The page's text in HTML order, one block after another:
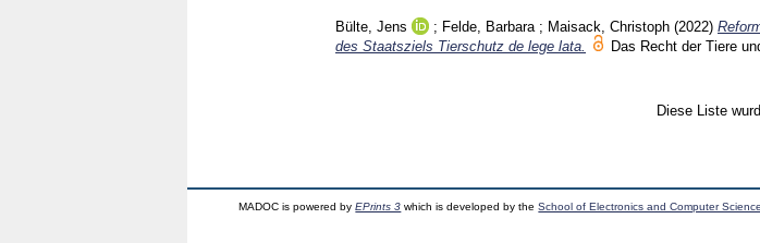
Bülte, Jens ; Felde, Barbara ; Maisack, Christoph (2022)
des Staatsziels Tierschutz de lege lata.
Das Recht der Tiere
Diese Liste
MADOC is powered byEPrints 3 which is developed by theSchool of Electronics and Computer Science